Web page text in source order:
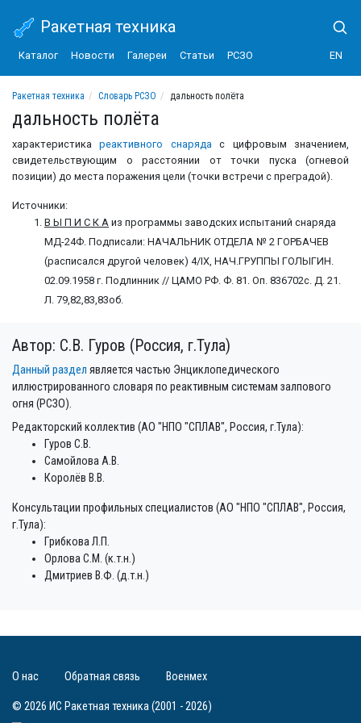
Ракетная техника
Каталог Новости Галереи Статьи РСЗО EN
Ракетная техника Словарь РСЗО дальность полёта
дальность полёта
характеристикареактивного снарядас цифровым значением,
свидетельствующим о расстоянии от точки пуска (огневой
позиции) до места поражения цели (точки встречи с преградой).
Источники:
В Ы П И С К А из программы заводских испытаний снаряда
МД-24Ф. Подписали: НАЧАЛЬНИК ОТДЕЛА № 2 ГОРБАЧЕВ
(расписался другой человек) 4/IX, НАЧ.ГРУППЫ ГОЛЫГИН.
02.09.1958 г. Подлинник // ЦАМО РФ. Ф. 81. Оп. 836702с. Д. 21.
Л. 79,82,83,83об.
Автор: С.В. Гуров (Россия, г.Тула)
Данный раздел является частью Энциклопедического
иллюстрированного словаря по реактивным системам залпового
огня (РСЗО).
Редакторский коллектив (АО "НПО "СПЛАВ", Россия, г.Тула):
Гуров С.В.
Самойлова А.В.
Королёв В.В.
Консультации профильных специалистов (АО "НПО "СПЛАВ", Россия,
г.Тула):
Грибкова Л.П.
Орлова С.М. (к.т.н.)
Дмитриев В.Ф. (д.т.н.)
© 2026 ИС Ракетная техника (2001 - 2026)
О нас Обратная связь Военмех